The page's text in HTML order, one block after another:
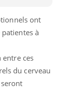
ont
à
ces
du cerveau